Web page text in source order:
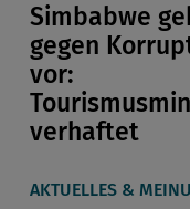
Simbabwe
gegen
vor:
verhaftet
AKTUELLES &